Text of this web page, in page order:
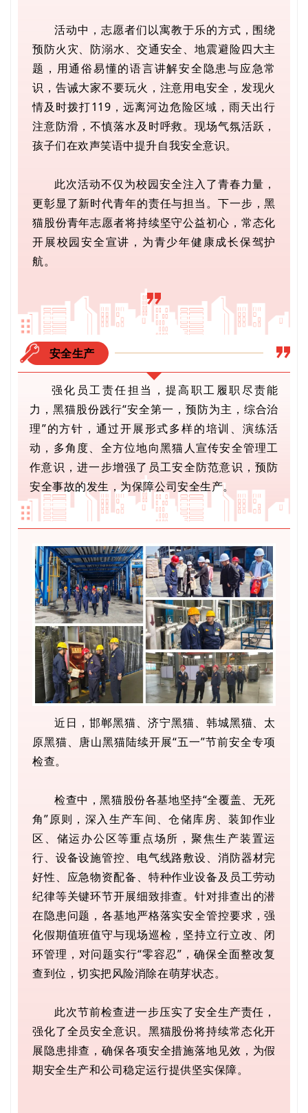
活动中，志愿者们以寓教于乐的方式，围绕
预防火灾、防溺水、交通安全、地震避险四大主
题，用通俗易懂的语言讲解安全隐患与应急常
识，告诫大家不要玩火，注意用电安全，发现火
情及时拨打119，远离河边危险区域，雨天出行
注意防滑，不慎落水及时呼救。现场气氛活跃，
孩子们在欢声笑语中提升自我安全意识。
此次活动不仅为校园安全注入了青春力量，
更彰显了新时代青年的责任与担当。下一步，黑
猫股份青年志愿者将持续坚守公益初心，常态化
开展校园安全宣讲，为青少年健康成长保驾护
航。
安全生产
强化员工责任担当，提高职工履职尽责能
力，黑猫股份践行“安全第一，预防为主，综合治
理”的方针，通过开展形式多样的培训、演练活
动，多角度、全方位地向黑猫人宣传安全管理工
作意识，进一步增强了员工安全防范意识，预防
安全事故的发生，为保障公司安全生产。
近日，邯郸黑猫、济宁黑猫、韩城黑猫、太
原黑猫、唐山黑猫陆续开展“五一”节前安全专项
检查。
检查中，黑猫股份各基地坚持“全覆盖、无死
角”原则，深入生产车间、仓储库房、装卸作业
区、储运办公区等重点场所，聚焦生产装置运
行、设备设施管控、电气线路敷设、消防器材完
好性、应急物资配备、特种作业设备及员工劳动
纪律等关键环节开展细致排查。针对排查出的潜
在隐患问题，各基地严格落实安全管控要求，强
化假期值班值守与现场巡检，坚持立行立改、闭
环管理，对问题实行“零容忍”，确保全面整改复
查到位，切实把风险消除在萌芽状态。
此次节前检查进一步压实了安全生产责任，
强化了全员安全意识。黑猫股份将持续常态化开
展隐患排查，确保各项安全措施落地见效，为假
期安全生产和公司稳定运行提供坚实保障。